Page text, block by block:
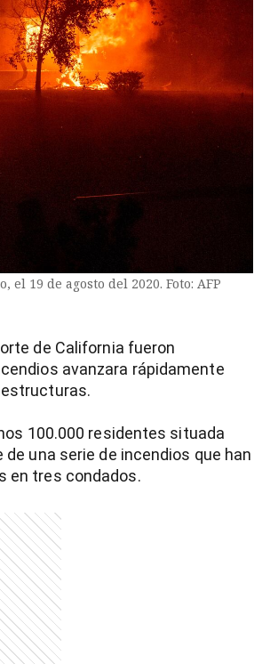
19 de agosto del 2020. Foto: AFP
de California fueron
avanzara rápidamente
estructuras.
100.000 residentes situada
una serie de incendios que han
en tres condados.